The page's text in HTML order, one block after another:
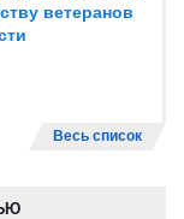
ветеранов
Весь список